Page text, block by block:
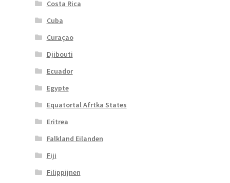
Costa Rica
Cuba
Curaçao
Djibouti
Ecuador
Egypte
Equatortal Afrtka States
Eritrea
Falkland Eilanden
Fiji
Filippijnen